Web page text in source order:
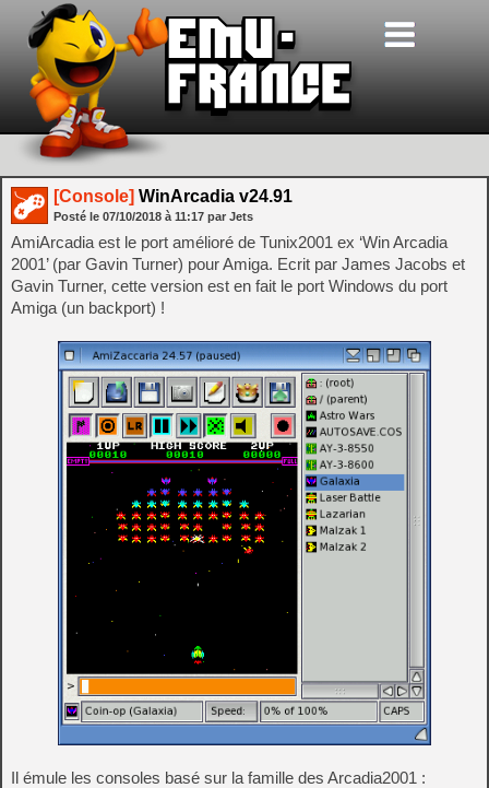
[Console] WinArcadia v24.91
Posté le 07/10/2018 à 11:17 par Jets
AmiArcadia est le port amélioré de Tunix2001 ex ‘Win Arcadia
2001’ (par Gavin Turner) pour Amiga. Ecrit par James Jacobs et
Gavin Turner, cette version est en fait le port Windows du port
Amiga (un backport) !
Il émule les consoles basé sur la famille des Arcadia2001 :